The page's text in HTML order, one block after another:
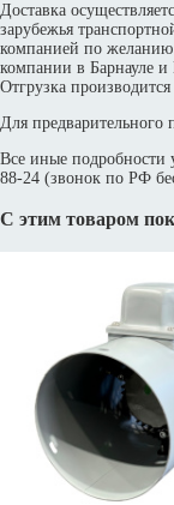
Доставка
зарубежья
компанией по желанию
компании в Барнауле и
Отгрузка
Для предварительного
Все иные подробности
88-24 (звонок по РФ
С этим товаром